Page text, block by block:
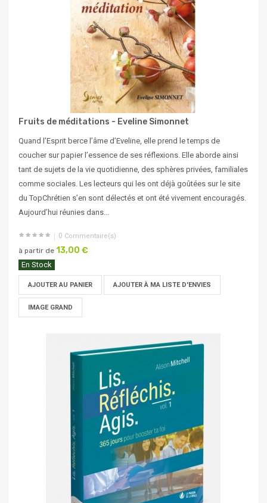
Fruits de méditations - Eveline Simonnet
Quand l’Esprit berce l’âme d’Eveline, elle prend le temps de
coucher sur papier l’essence de ses réflexions. Elle aborde ainsi
tant de sujets de la vie quotidienne, des sphères privées, familiales
comme sociales. Les lecteurs qui les ont déjà goûtées sur le site
du TopChrétien s’en sont délectés et ont été vivement encouragés.
Aujourd’hui réunies dans...
0 Commentaire(s)
à partir de 13,00 €
En Stock
AJOUTER AU PANIER AJOUTER À MA LISTE D'ENVIES
IMAGE GRAND